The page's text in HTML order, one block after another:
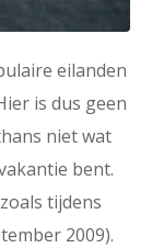
eilanden
is dus geen
niet wat
bent.
tijdens
2009).